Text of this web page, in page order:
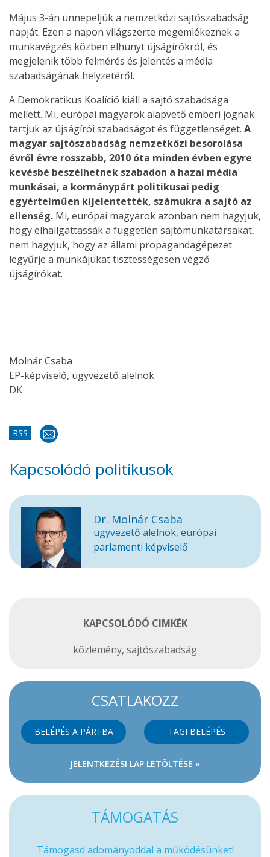
Május 3-án ünnepeljük a nemzetközi sajtószabadság
napját. Ezen a napon világszerte megemlékeznek a
munkavégzés közben elhunyt újságírókról, és
megjelenik több felmérés és jelentés a média
szabadságának helyzetéről.
A Demokratikus Koalíció kiáll a sajtó szabadsága
mellett. Mi, európai magyarok alapvető emberi jognak
tartjuk az újságírói szabadságot és függetlenséget. A
magyar sajtószabadság nemzetközi besorolása
évről évre rosszabb, 2010 óta minden évben egyre
kevésbé beszélhetnek szabadon a hazai média
munkásai, a kormánypárt politikusai pedig
egyértelműen kijelentették, számukra a sajtó az
ellenség. Mi, európai magyarok azonban nem hagyjuk,
hogy elhallgattassák a független sajtómunkatársakat,
nem hagyjuk, hogy az állami propagandagépezet
legyűrje a munkájukat tisztességesen végző
újságírókat.
Molnár Csaba
EP-képviselő, ügyvezető alelnök
DK
RSS
Kapcsolódó politikusok
Dr. Molnár Csaba
ügyvezető alelnök, európai
parlamenti képviselő
KAPCSOLÓDÓ CIMKÉK
közlemény, sajtószabadság
CSATLAKOZZ
BELÉPÉS A PÁRTBA TAGI BELÉPÉS
JELENTKEZÉSI LAP LETÖLTÉSE »
TÁMOGATÁS
Támogasd adományoddal a működésünket!